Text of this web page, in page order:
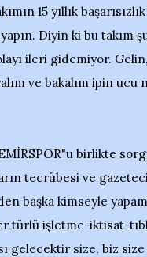
15 yıllık
Diyin ki bu takım
ileri gidemiyor.
ve bakalım ipin ucu
birlikte
tecrübesi ve
başka kimseyle
türlü işletme-iktisat-
gelecektir size, biz size